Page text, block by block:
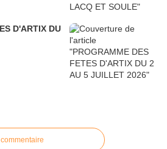
D'ARTIX DU